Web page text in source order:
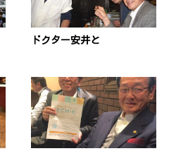
ドクター安井と